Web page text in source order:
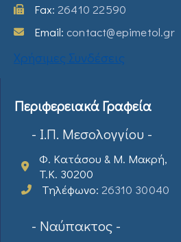
Fax: 26410 22590
Email: contact@epimetol.gr
Χρήσιμες Συνδέσεις
Περιφερειακά Γραφεία
- Ι.Π. Μεσολογγίου -
Φ. Κατάσου & Μ. Μακρή,
T.K. 30200
Τηλέφωνο: 26310 30040
- Ναύπακτος -